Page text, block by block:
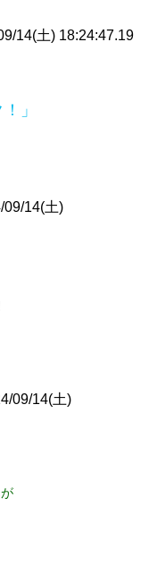
14(土) 18:24:47.19
」
09/14(土)
09/14(土)